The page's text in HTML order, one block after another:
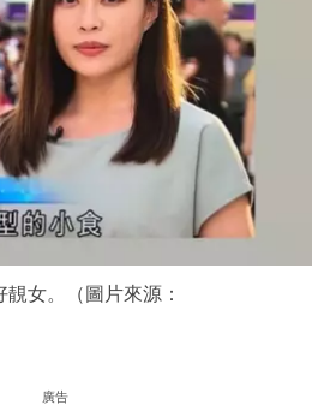
女。（圖片來源：
廣告